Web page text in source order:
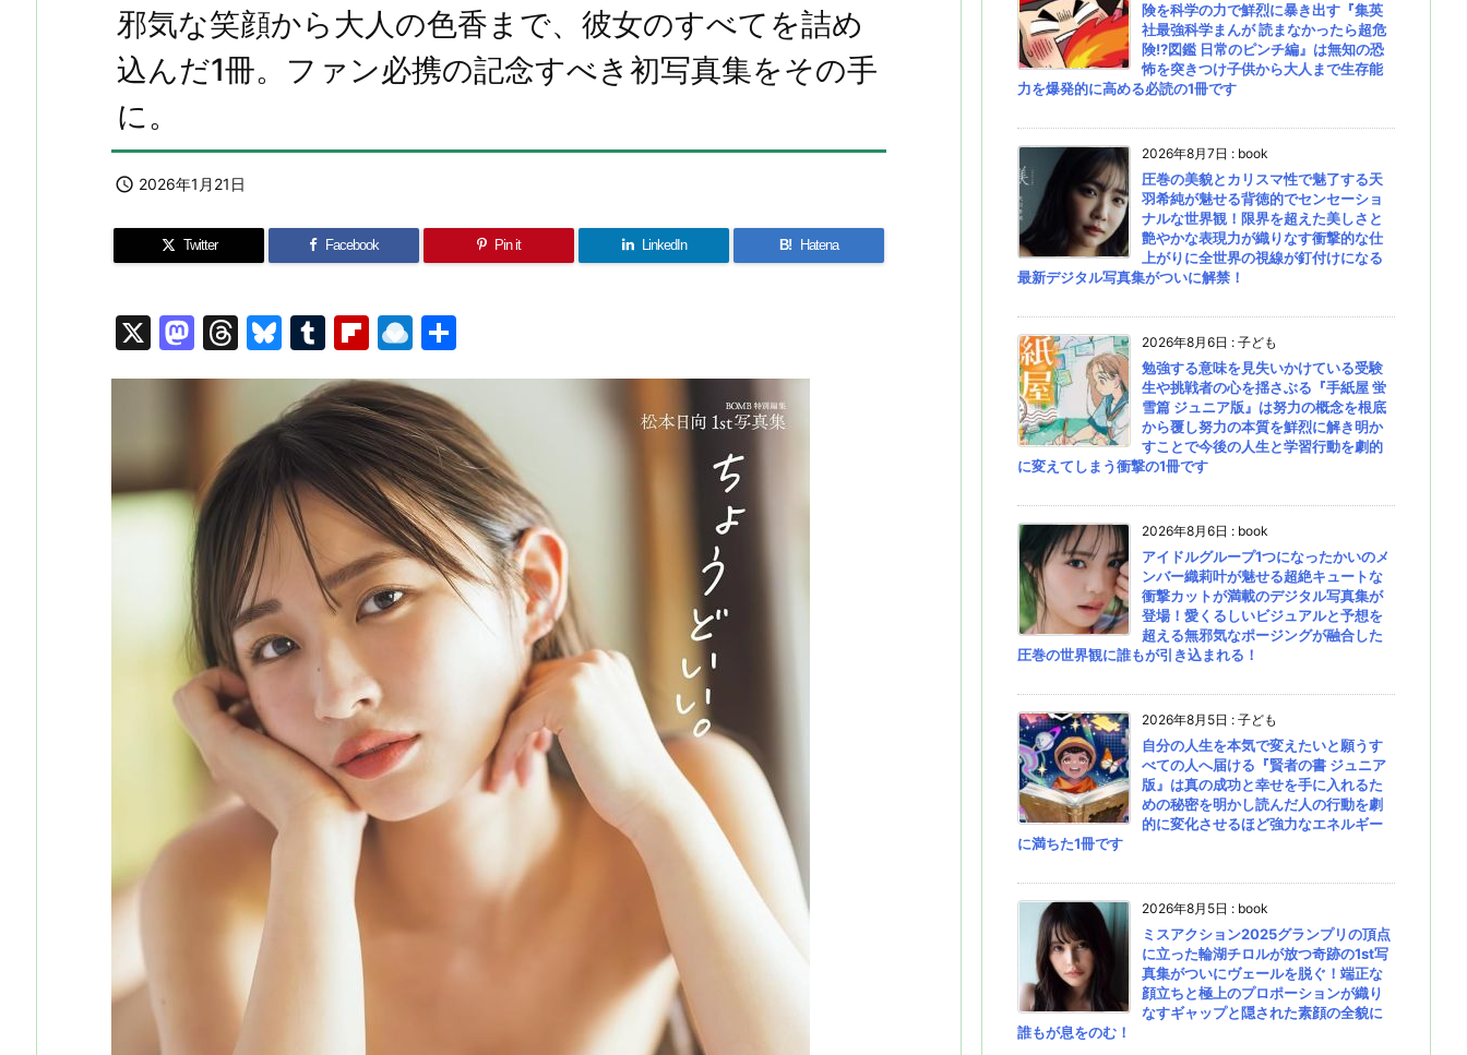
邪気な笑顔から大人の色香まで、彼女のすべてを詰め
込んだ1冊。ファン必携の記念すべき初写真集をその手
に。
 2026年1月21日
Twitter Facebook Pin it LinkedIn B! Hatena
X
M
a
d
o
n
T
hr
a
d
s
Bl
u
e
s
k
y
T
u
m
bl
r
Fl
ip
b
o
ar
d
R
ai
n
dr
o
p.
io
有
険を科学の力で鮮烈に暴き出す『集英
社最強科学まんが 読まなかったら超危
険!?図鑑 日常のピンチ編』は無知の恐
怖を突きつけ子供から大人まで生存能
力を爆発的に高める必読の1冊です
2026年8月7日 : book
圧巻の美貌とカリスマ性で魅了する天
羽希純が魅せる背徳的でセンセーショ
ナルな世界観！限界を超えた美しさと
艶やかな表現力が織りなす衝撃的な仕
上がりに全世界の視線が釘付けになる
最新デジタル写真集がついに解禁！
2026年8月6日 : 子ども
勉強する意味を見失いかけている受験
生や挑戦者の心を揺さぶる『手紙屋 蛍
雪篇 ジュニア版』は努力の概念を根底
から覆し努力の本質を鮮烈に解き明か
すことで今後の人生と学習行動を劇的
に変えてしまう衝撃の1冊です
2026年8月6日 : book
アイドルグループ1つになったかいのメ
ンバー織莉叶が魅せる超絶キュートな
衝撃カットが満載のデジタル写真集が
登場！愛くるしいビジュアルと予想を
超える無邪気なポージングが融合した
圧巻の世界観に誰もが引き込まれる！
2026年8月5日 : 子ども
自分の人生を本気で変えたいと願うす
べての人へ届ける『賢者の書 ジュニア
版』は真の成功と幸せを手に入れるた
めの秘密を明かし読んだ人の行動を劇
的に変化させるほど強力なエネルギー
に満ちた1冊です
2026年8月5日 : book
ミスアクション2025グランプリの頂点
に立った輪湖チロルが放つ奇跡の1st写
真集がついにヴェールを脱ぐ！端正な
顔立ちと極上のプロポーションが織り
なすギャップと隠された素顔の全貌に
誰もが息をのむ！